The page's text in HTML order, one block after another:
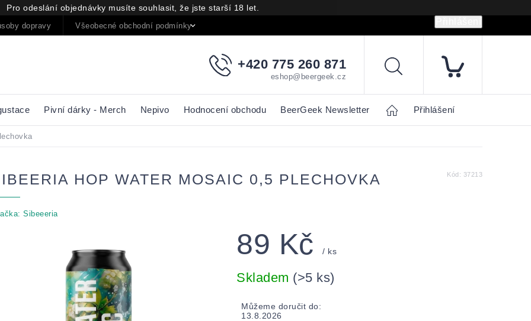
Pro odeslání objednávky musíte souhlasit, že jste starší 18 let.
dopravy Všeobecné obchodní podmínky
+420 775 260 871
eshop@beergeek.cz
Hledat
Pivní dárky - Merch Nepivo Hodnocení obchodu BeerGeek Newsletter Home Přihlášení
HOP WATER MOSAIC 0,5 PLECHOVKA Kód: 37213
Sibeeeria
89 Kč / ks
cena:
Skladem (>5 ks)
Můžeme doručit do:
13.8.2026